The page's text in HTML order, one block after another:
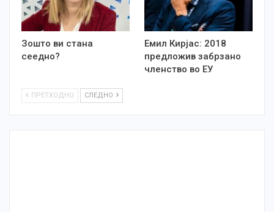
Зошто ви стана
сеедно?
Емил Кирјас: 2018
предложив забрзано
членство во ЕУ
ПРЕТХОДНО СЛЕДНО